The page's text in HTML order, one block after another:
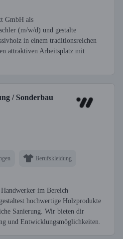
GmbH als
(m/w/d) und gestalte
in einem traditionsreichen
attraktiven Arbeitsplatz mit
/ Sonderbau
Berufskleidung
Handwerker im Bereich
hochwertige Holzprodukte
Sanierung. Wir bieten dir
und Entwicklungsmöglichkeiten.